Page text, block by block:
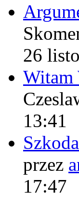
26
Witam
13:41
przez
17:47